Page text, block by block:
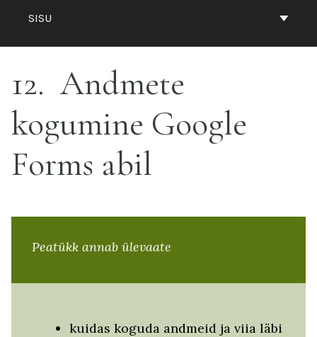
SISU
12 Andmete
kogumine Google
Forms abil
Peatükk annab ülevaate
kuidas koguda andmeid ja viia läbi